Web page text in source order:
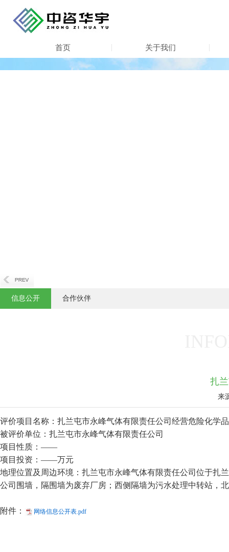
首页 关于我们
信息公开 合作伙伴
扎
来
评价项目名称：扎兰屯市永峰气体有限责任公司经营危险化学
被评价单位：扎兰屯市永峰气体有限责任公司
项目性质：——
项目投资：——万元
地理位置及周边环境：扎兰屯市永峰气体有限责任公司位于扎
公司围墙，隔围墙为废弃厂房；西侧隔墙为污水处理中转站，
附件： 网络信息公开表.pdf